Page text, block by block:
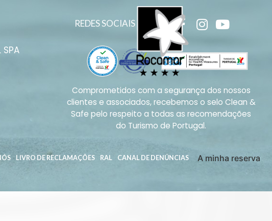
SPA
REDES SOCIAIS
Comprometidos com a segurança dos nossos
clientes e associados, recebemos o selo Clean &
Safe pelo respeito a todas as recomendações
do Turismo de Portugal.
LIVRO DE RECLAMAÇÕES RAL CANAL DE DENÚNCIAS A minha reserva